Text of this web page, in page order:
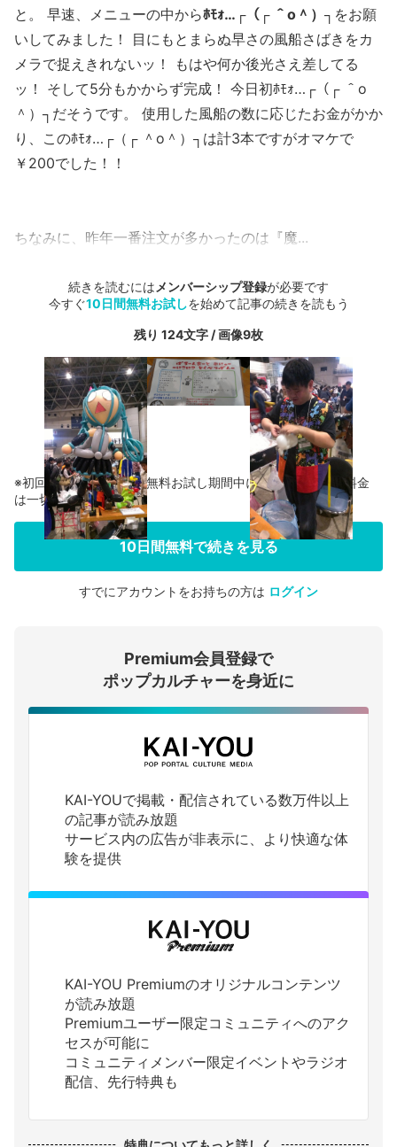
と。 早速、メニューの中からﾎﾓｫ…┌（┌ ＾o＾）┐ をお願
いしてみました！ 目にもとまらぬ早さの風船さばきをカ
メラで捉えきれないッ！ もはや何か後光さえ差してる
ッ！ そして5分もかからず完成！ 今日初ﾎﾓｫ…┌（┌ ＾o
＾）┐だそうです。 使用した風船の数に応じたお金がかか
り、このﾎﾓｫ…┌（┌ ＾o＾）┐は計3本ですがオマケで
￥200でした！！
ちなみに、昨年一番注文が多かったのは『魔...
続きを読むには メンバーシップ登録が必要です
今すぐ10日間無料お試しを始めて記事の続きを読もう
残り 124文字 / 画像9枚
会員登録する
ログインする
※初回登録の方に限り、無料お試し期間中に解約した場合、料金
は一切かかりません。
10日間無料で続きを見る
すでにアカウントをお持ちの方は ログイン
Premium会員登録で
ポップカルチャーを身近に
KAI-YOUで掲載・配信されている数万件以上
の記事が読み放題
サービス内の広告が非表示に、より快適な体
験を提供
KAI-YOU Premiumのオリジナルコンテンツ
が読み放題
Premiumユーザー限定コミュニティへのアク
セスが可能に
コミュニティメンバー限定イベントやラジオ
配信、先行特典も